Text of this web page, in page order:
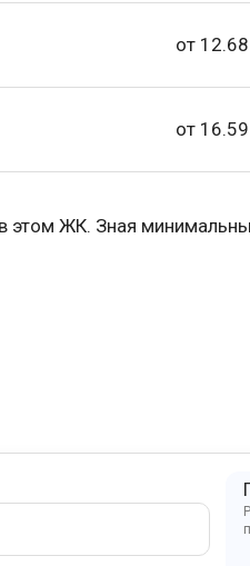
от
от
ЖК. Зная